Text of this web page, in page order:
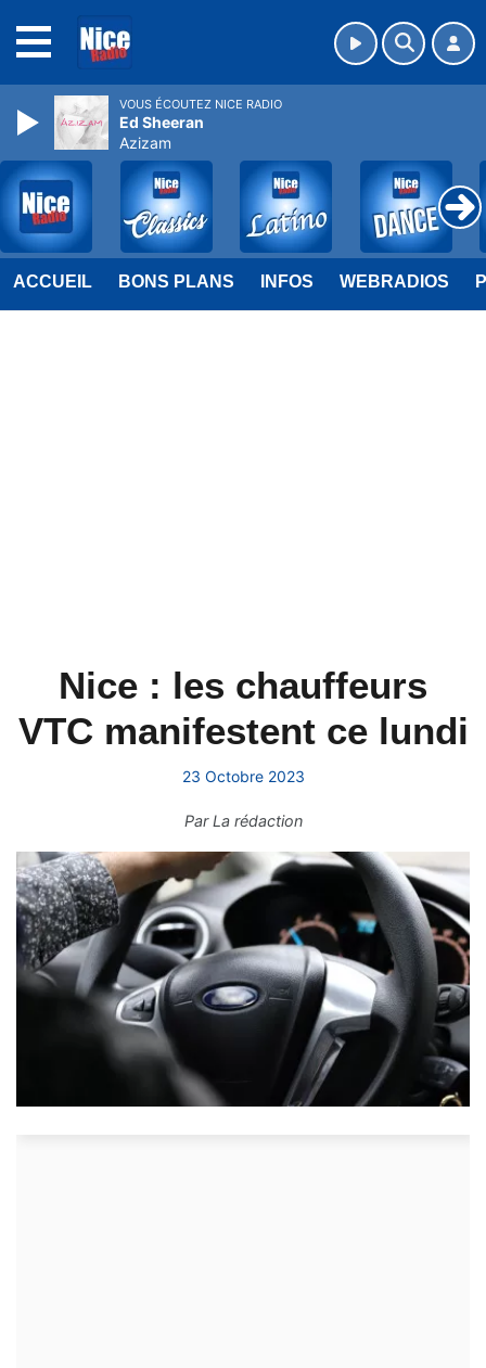
ACCUEIL BONS PLANS INFOS WEBRADIOS
Nice : les chauffeurs
VTC manifestent ce lundi
23 Octobre 2023
ParLa rédaction
VOUS ÉCOUTEZ NICE RADIO
Ed Sheeran
Azizam